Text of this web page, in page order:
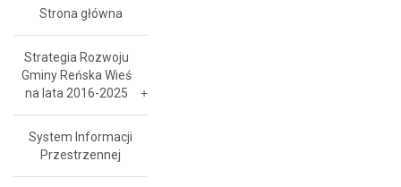
Strona główna
Strategia Rozwoju
Gminy Reńska Wieś
na lata 2016-2025
System Informacji
Przestrzennej